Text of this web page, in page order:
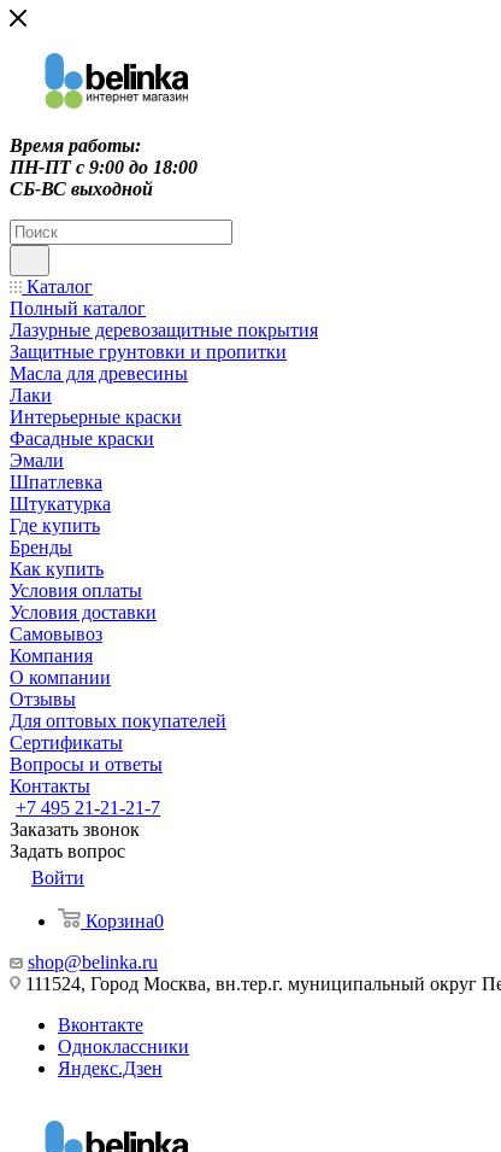
Время работы:
ПН-ПТ c 9:00 до 18:00
СБ-ВС выходной
Каталог
Полный каталог
Лазурные деревозащитные покрытия
Защитные грунтовки и пропитки
Масла для древесины
Лаки
Интерьерные краски
Фасадные краски
Эмали
Шпатлевка
Штукатурка
Где купить
Бренды
Как купить
Условия оплаты
Условия доставки
Самовывоз
Компания
О компании
Отзывы
Для оптовых покупателей
Сертификаты
Вопросы и ответы
Контакты
+7 495 21-21-21-7
Заказать звонок
Задать вопрос
Войти
Корзина0
shop@belinka.ru
111524, Город Москва, вн.тер.г. муниципальный округ
Вконтакте
Одноклассники
Яндекс.Дзен